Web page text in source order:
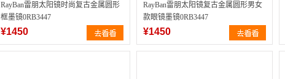
RayBan雷朋太阳镜时尚复古金属圆形
框墨镜0RB3447
¥1450
RayBan雷朋太阳镜复古金属圆形男女
款眼镜墨镜0RB3447
¥1450